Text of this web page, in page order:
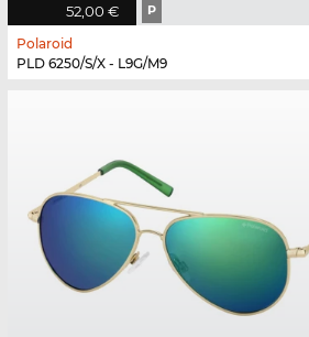
52,00 € P
Polaroid
PLD 6250/S/X - L9G/M9